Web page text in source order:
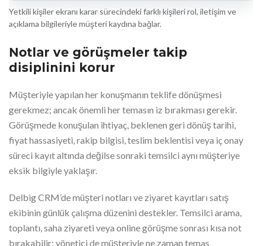
Yetkili kişiler ekranı karar sürecindeki farklı kişileri rol, iletişim ve
açıklama bilgileriyle müşteri kaydına bağlar.
Notlar ve görüşmeler takip
disiplinini korur
Müşteriyle yapılan her konuşmanın teklife dönüşmesi
gerekmez; ancak önemli her temasın iz bırakması gerekir.
Görüşmede konuşulan ihtiyaç, beklenen geri dönüş tarihi,
fiyat hassasiyeti, rakip bilgisi, teslim beklentisi veya iç onay
süreci kayıt altında değilse sonraki temsilci aynı müşteriye
eksik bilgiyle yaklaşır.
Delbig CRM’de müşteri notları ve ziyaret kayıtları satış
ekibinin günlük çalışma düzenini destekler. Temsilci arama,
toplantı, saha ziyareti veya online görüşme sonrası kısa not
bırakabilir; yönetici de müşteriyle ne zaman temas